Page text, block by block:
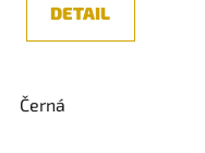
DETAIL
Černá